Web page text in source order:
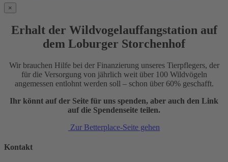
×
Erhalt der Wildvogelauffangstation auf
dem Loburger Storchenhof
Wir brauchen Hilfe bei der Finanzierung unseres Tierpflegers, der
für die Versorgung von jährlich weit über 100 Wildvögeln
angemessen entlohnt werden soll – schon über 60% geschafft.
Ihr könnt auf der Seite für uns spenden, aber auch den Link
auf die Spendenseite teilen.
Zur Betterplace-Seite gehen
Kontakt